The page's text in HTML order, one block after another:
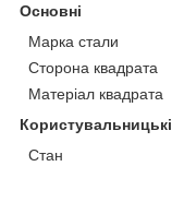
Основні
Марка стали
Сторона квадрата
Матеріал квадрата
Стан